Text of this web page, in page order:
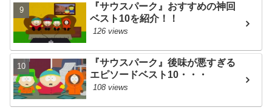
『サウスパーク』おすすめの神回
ベスト10を紹介！！
126 views
『サウスパーク』後味が悪すぎる
エピソードベスト10・・・
108 views